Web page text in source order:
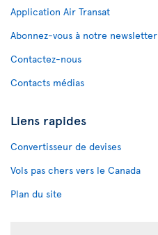
Application Air Transat
Abonnez-vous à notre newsletter
Contactez-nous
Contacts médias
Liens rapides
Convertisseur de devises
Vols pas chers vers le Canada
Plan du site